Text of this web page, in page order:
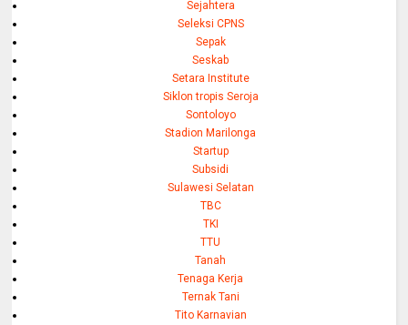
Sejahtera
Seleksi CPNS
Sepak
Seskab
Setara Institute
Siklon tropis Seroja
Sontoloyo
Stadion Marilonga
Startup
Subsidi
Sulawesi Selatan
TBC
TKI
TTU
Tanah
Tenaga Kerja
Ternak Tani
Tito Karnavian